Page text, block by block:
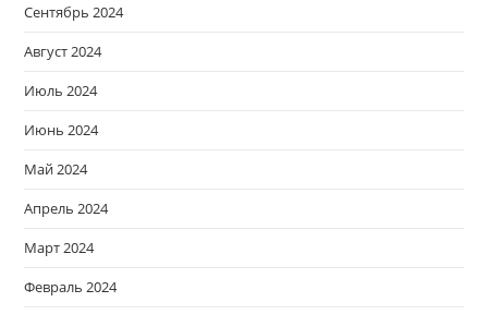
Сентябрь 2024
Август 2024
Июль 2024
Июнь 2024
Май 2024
Апрель 2024
Март 2024
Февраль 2024